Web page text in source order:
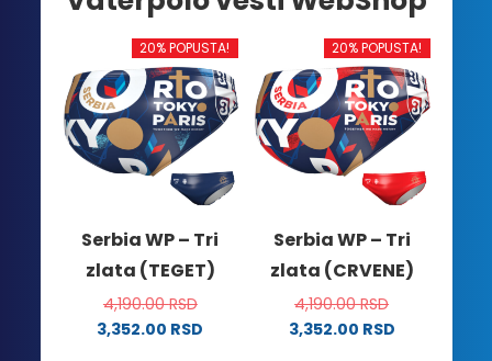
20% POPUSTA!
Serbia WP – Tri
zlata (TEGET)
4,190.00RSD
3,352.00 RSD
20% POPUSTA!
Serbia WP – Tri
zlata (CRVENE)
4,190.00RSD
3,352.00 RSD